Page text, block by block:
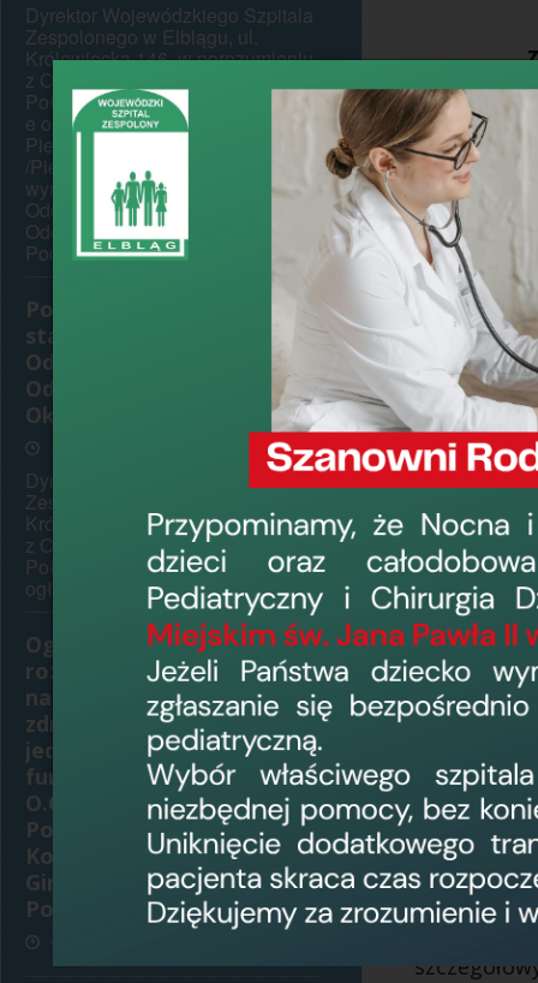
Dyrektor Wojewódzkiego Szpitala
Zespolonego w Elblągu, ul.
Królewiecka 146, w porozumieniu
z Okręgową Radą Pielęgniarek i
Położnych w Elblągu p o n o w n i
e ogłasza konkurs na stanowisko
Pielęgniarki Oddziałowej
/Pielęgniarza Oddziałowego niżej
wymienionych oddziałów : 1.
Oddziału Onkologicznego 2.
Oddziału Kardiologicznego z
Pododdziałem...
Ponowny konkurs na
stanowisko Pielęgniarki
Oddziałowej/Pielęgniarza
Oddziałowego Oddziału
Okulistycznego
Dyrektor Wojewódzkiego Szpitala
Zespolonego w Elblągu, ul.
Królewiecka 146, w porozumieniu
z Okręgową Radą Pielęgniarek i
Położnych w Elblągu ponownie
ogłasza konkurs na...
Ogłoszenie o
rozstrzygnięciu konkursu
na udzielanie świadczeń
zdrowotnych z
jednoczesnym pełnieniem
funkcji Koordynatora w
O.Ginekologiczno -
Położniczym z Poradnią
Konsultacyjną
Ginekologiczno -
Położniczą
działając
ogłasza
obejmujący
KOD CPV
- badania
- badanie
- badanie
- badanie
- badanie
W
ustalone
w